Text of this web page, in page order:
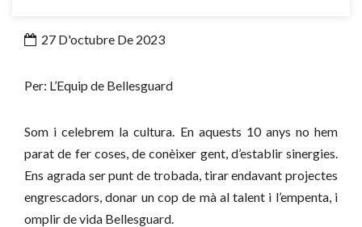
27 D'octubre De 2023
Per: L’Equip de Bellesguard
Som i celebrem la cultura. En aquests 10 anys no hem
parat de fer coses, de conèixer gent, d’establir sinergies.
Ens agrada ser punt de trobada, tirar endavant projectes
engrescadors, donar un cop de mà al talent i l’empenta, i
omplir de vida Bellesguard.